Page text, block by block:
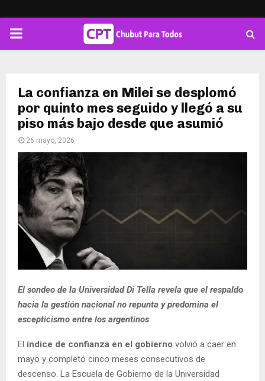
PRIMARY
La confianza en Milei se desplomó
por quinto mes seguido y llegó a su
piso más bajo desde que asumió
26 mayo, 2026
El sondeo de la Universidad Di Tella revela que el respaldo
hacia la gestión nacional no repunta y predomina el
escepticismo entre los argentinos
El índice de confianza en el gobierno volvió a caer en
mayo y completó cinco meses consecutivos de
descenso. La Escuela de Gobierno de la Universidad